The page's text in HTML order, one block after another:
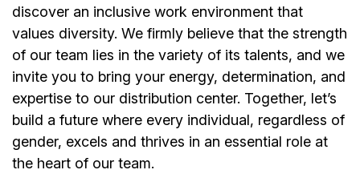
discover an inclusive work environment that
values diversity. We firmly believe that the strength
of our team lies in the variety of its talents, and we
invite you to bring your energy, determination, and
expertise to our distribution center. Together, let’s
build a future where every individual, regardless of
gender, excels and thrives in an essential role at
the heart of our team.